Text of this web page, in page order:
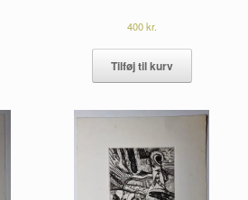
400kr.
Tilføj til kurv